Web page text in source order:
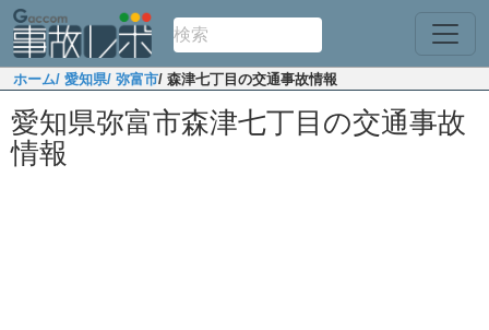
ホーム/ 愛知県/ 弥富市/ 森津七丁目の交通事故情報
愛知県弥富市森津七丁目の交通事故
情報